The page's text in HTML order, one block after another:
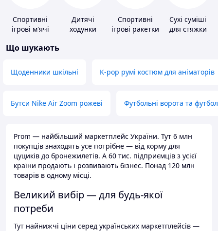
Спортивні
ігрові м'ячі
Дитячі
ходунки
Спортивні
ігрові ракетки
Сухі суміші
для стяжки
Що шукають
Щоденники шкільні K-pop румі костюм для аніматорів
Бутси Nike Air Zoom рожеві Футбольні ворота та
Prom — найбільший маркетплейс України. Тут 6 млн
покупців знаходять усе потрібне — від корму для
цуциків до бронежилетів. А 60 тис. підприємців з усієї
країни продають і розвивають бізнес. Понад 120 млн
товарів в одному місці.
Великий вибір — для будь-якої
потреби
Тут найнижчі ціни серед українських маркетплейсів —